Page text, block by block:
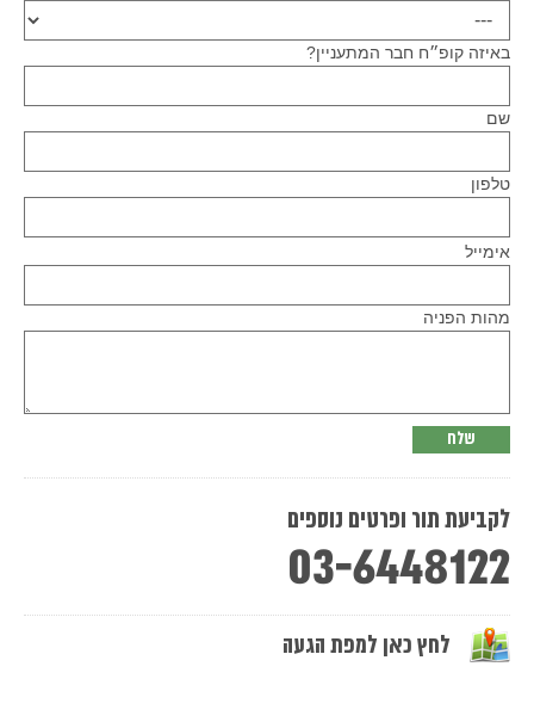
באיזה קופ״ח חבר המתעניין?
שם
טלפון
leave
אימייל
מהות הפניה
לקביעת תור ופרטים נוספים
03-6448122
לחץ כאן למפת הגעה